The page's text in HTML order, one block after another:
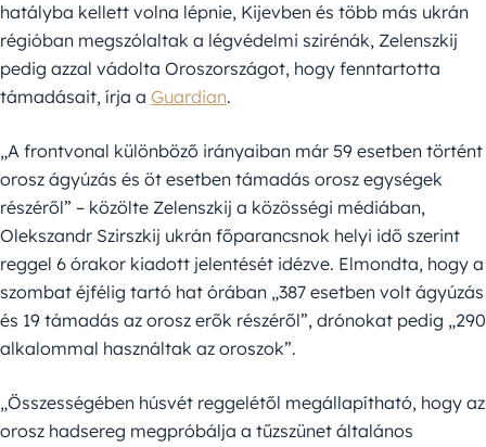
hatályba kellett volna lépnie, Kijevben és több más ukrán
régióban megszólaltak a légvédelmi szirénák, Zelenszkij
pedig azzal vádolta Oroszországot, hogy fenntartotta
támadásait, írja a Guardian.
„A frontvonal különböző irányaiban már 59 esetben történt
orosz ágyúzás és öt esetben támadás orosz egységek
részéről” – közölte Zelenszkij a közösségi médiában,
Olekszandr Szirszkij ukrán főparancsnok helyi idő szerint
reggel 6 órakor kiadott jelentését idézve. Elmondta, hogy a
szombat éjfélig tartó hat órában „387 esetben volt ágyúzás
és 19 támadás az orosz erők részéről”, drónokat pedig „290
alkalommal használtak az oroszok”.
„Összességében húsvét reggelétől megállapítható, hogy az
orosz hadsereg megpróbálja a tűzszünet általános